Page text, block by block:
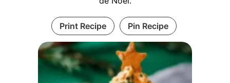
Print Recipe Pin Recipe